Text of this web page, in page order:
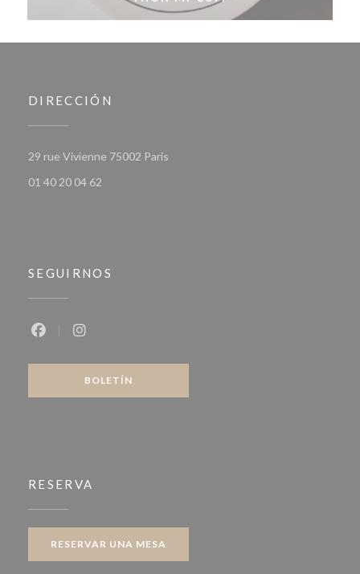
DIRECCIÓN
29 rue Vivienne 75002 Paris
01 40 20 04 62
SEGUIRNOS
BOLETÍN
RESERVA
RESERVAR UNA MESA